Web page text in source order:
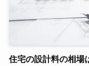
住宅の設計料の相場